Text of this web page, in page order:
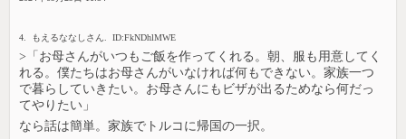
4. もえるななしさん. ID:FkNDhlMWE
>「お母さんがいつもご飯を作ってくれる。朝、服も用意してく
れる。僕たちはお母さんがいなければ何もできない。家族一つ
で暮らしていきたい。お母さんにもビザが出るためなら何だっ
てやりたい」
なら話は簡単。家族でトルコに帰国の一択。